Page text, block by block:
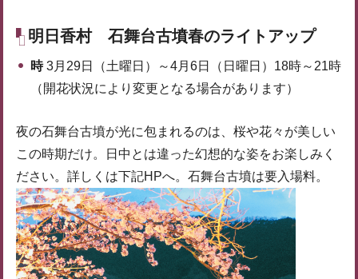
明日香村 石舞台古墳春のライトアップ
時3月29日（土曜日）～4月6日（日曜日）18時～21時
（開花状況により変更となる場合があります）
夜の石舞台古墳が光に包まれるのは、桜や花々が美しい
この時期だけ。日中とは違った幻想的な姿をお楽しみく
ださい。詳しくは下記HPへ。石舞台古墳は要入場料。